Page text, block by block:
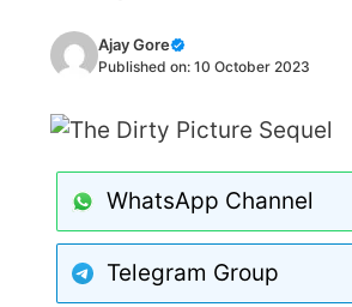
Ajay Gore
Published on: 10 October 2023
WhatsApp Channel
Telegram Group